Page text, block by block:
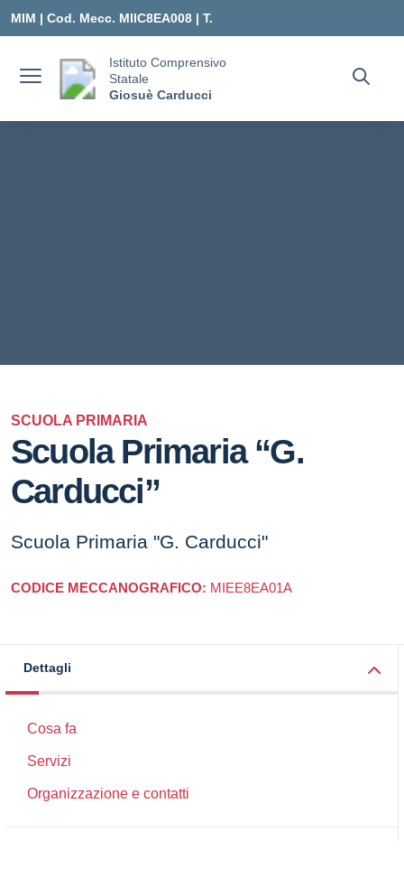
MIM | Cod. Mecc. MIIC8EA008 | T.
MIIC8EA008@ISTRUZIONE.IT
Istituto Comprensivo
Statale
Giosuè Carducci
SCUOLA PRIMARIA
Scuola Primaria “G.
Carducci”
Scuola Primaria "G. Carducci"
CODICE MECCANOGRAFICO: MIEE8EA01A
Dettagli
Cosa fa
Servizi
Organizzazione e contatti